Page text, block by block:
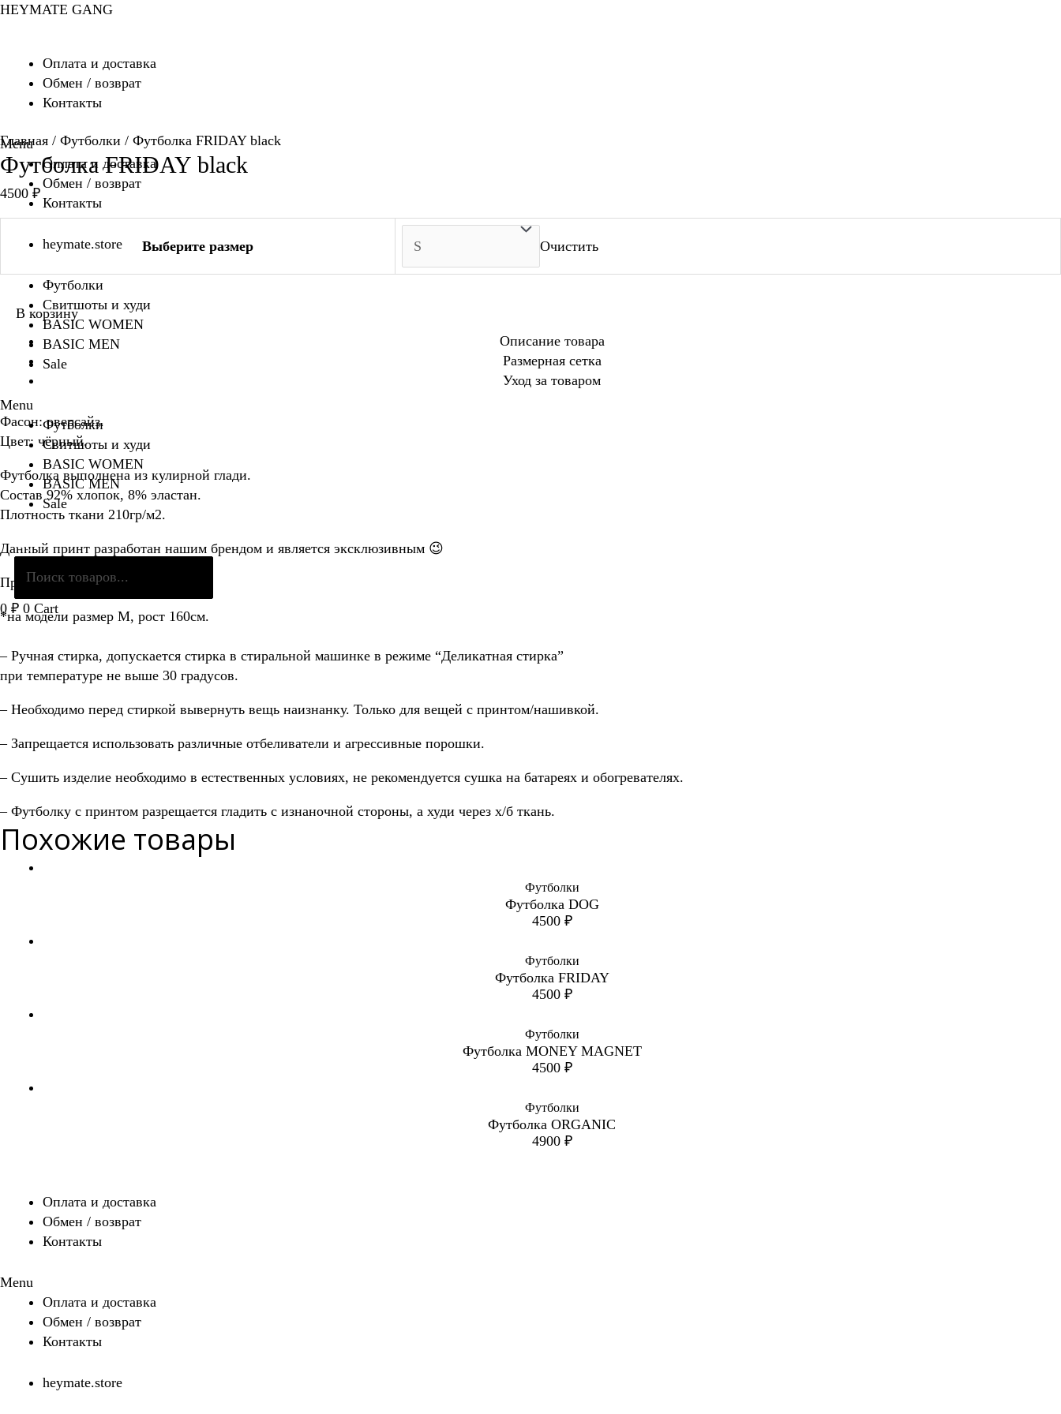
Перейти
HEYMATE GANG
Оплата и доставка
Обмен / возврат
Контакты
Menu
Оплата и доставка
Обмен / возврат
Контакты
heymate.store
Футболки
Свитшоты и худи
BASIC WOMEN
BASIC MEN
Sale
Menu
Футболки
Свитшоты и худи
BASIC WOMEN
BASIC MEN
Sale
Поиск
0 ₽ 0 Cart
Главная / Футболки / Футболка FRIDAY black
Футболка FRIDAY black
4500 ₽
Выберите размер Очистить
В корзину
Описание товара
Размерная сетка
Уход за товаром
Фасон: оверсайз.
Цвет: чёрный.
Футболка выполнена из кулирной глади.
Состав 92% хлопок, 8% эластан.
Плотность ткани 210гр/м2.
Данный принт разработан нашим брендом и является эксклюзивным 😉
Принт стойкий и долговечный.
*на модели размер М, рост 160см.
– Ручная стирка, допускается стирка в стиральной машинке в режиме “Деликатная стирка”
при температуре не выше 30 градусов.
– Необходимо перед стиркой вывернуть вещь наизнанку. Только для вещей с принтом/нашивкой.
– Запрещается использовать различные отбеливатели и агрессивные порошки.
– Сушить изделие необходимо в естественных условиях, не рекомендуется сушка на батареях и обогревателях.
– Футболку с принтом разрещается гладить с изнаночной стороны, а худи через х/б ткань.
Похожие товары
Футболки
Футболка DOG
4500 ₽
Футболки
Футболка FRIDAY
4500 ₽
Футболки
Футболка MONEY MAGNET
4500 ₽
Футболки
Футболка ORGANIC
4900 ₽
Оплата и доставка
Обмен / возврат
Контакты
Menu
Оплата и доставка
Обмен / возврат
Контакты
heymate.store